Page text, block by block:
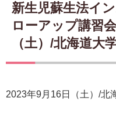
新生児蘇生法イ
ローアップ講習
（土）/北海道大
2023年9月16日（土）/北